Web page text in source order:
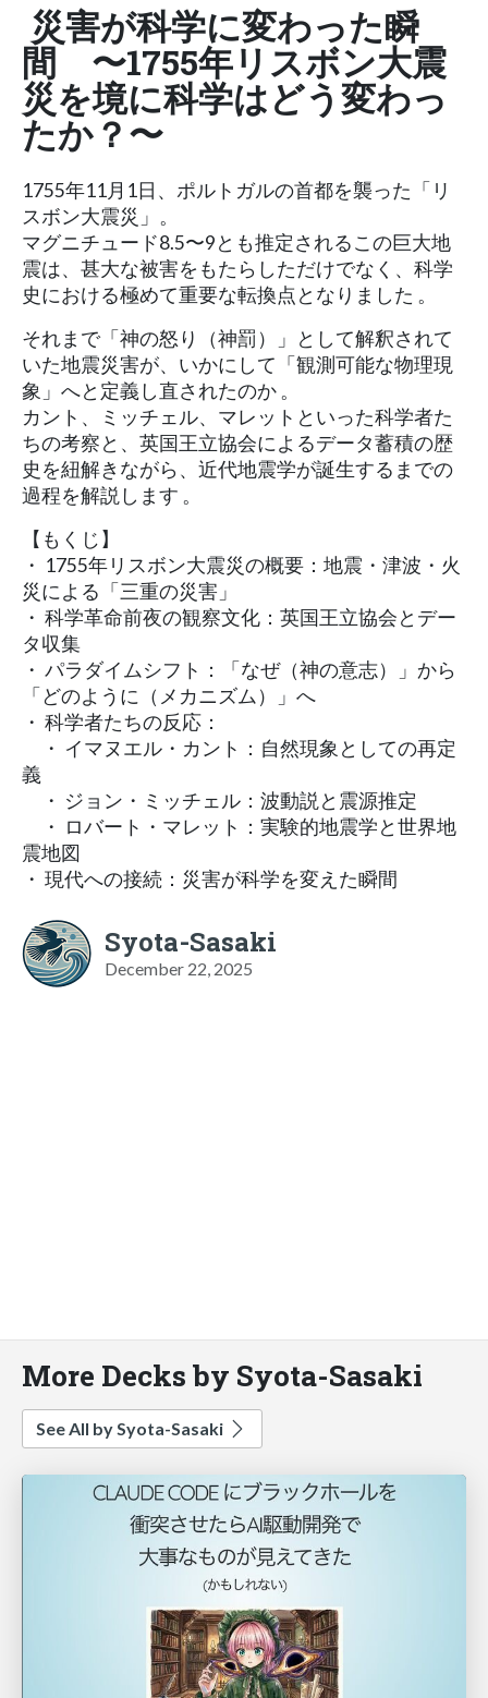
災害が科学に変わった瞬
間 〜1755年リスボン大震
災を境に科学はどう変わっ
たか？〜
1755年11月1日、ポルトガルの首都を襲った「リ
スボン大震災」。
マグニチュード8.5〜9とも推定されるこの巨大地
震は、甚大な被害をもたらしただけでなく、科学
史における極めて重要な転換点となりました 。
それまで「神の怒り（神罰）」として解釈されて
いた地震災害が、いかにして「観測可能な物理現
象」へと定義し直されたのか 。
カント、ミッチェル、マレットといった科学者た
ちの考察と、英国王立協会によるデータ蓄積の歴
史を紐解きながら、近代地震学が誕生するまでの
過程を解説します 。
【もくじ】
・ 1755年リスボン大震災の概要：地震・津波・火
災による「三重の災害」
・ 科学革命前夜の観察文化：英国王立協会とデー
タ収集
・ パラダイムシフト：「なぜ（神の意志）」から
「どのように（メカニズム）」へ
・ 科学者たちの反応：
・ イマヌエル・カント：自然現象としての再定
義
・ ジョン・ミッチェル：波動説と震源推定
・ ロバート・マレット：実験的地震学と世界地
震地図
・ 現代への接続：災害が科学を変えた瞬間
Syota-Sasaki
December 22, 2025
More Decks by Syota-Sasaki
See All by Syota-Sasaki